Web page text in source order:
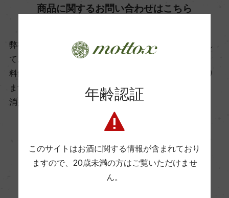
ビオ情報・認証機関
リュット・レゾネ
有機JAS認証
コンクール入賞歴
商品に関するお問い合わせはこちら
弊社は、酒類販売業免許をお持ちの販売店様とお取引し
ております。
料飲店様には帳合酒販店様を通して商品を提供しており
ます。
消費者様には酒販店様の紹介をしております
お取り寄せ可能店一覧はこちら
年齢認証
このサイトはお酒に関する情報が含まれており
ますので、 20歳未満の方はご覧いただけませ
ん。